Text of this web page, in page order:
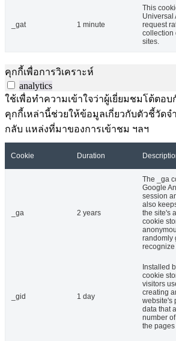
_gat 1 minute
This
Universal
request
collection
sites.
คุกกี้เพื่อการวิเคราะห์
analytics
ใช้เพื่อทำความเข้าใจว่าผู้เยี่ยมชมโต้ตอบ
คุกกี้เหล่านี้ช่วยให้ข้อมูลเกี่ยวกับตัวชี้วัดจ
กลับ แหล่งที่มาของการเข้าชม ฯลฯ
Cookie Duration
_ga 2 years
The _ga
Google
session
also
the site's
cookie
randomly
recognize
_gid 1 day
Installed
cookie
visitors
creating
website's
data that
number
the pages